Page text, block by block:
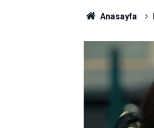
Anasayfa